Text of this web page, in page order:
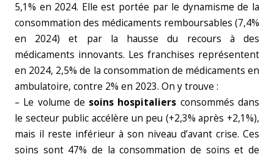
5,1% en 2024. Elle est portée par le dynamisme de la
consommation des médicaments remboursables (7,4%
en 2024) et par la hausse du recours à des
médicaments innovants. Les franchises représentent
en 2024, 2,5% de la consommation de médicaments en
ambulatoire, contre 2% en 2023. On y trouve :
– Le volume de soins hospitaliers consommés dans
le secteur public accélère un peu (+2,3% après +2,1%),
mais il reste inférieur à son niveau d’avant crise. Ces
soins sont 47% de la consommation de soins et de